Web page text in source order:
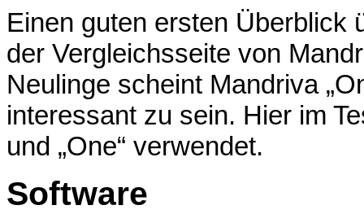
Einen guten ersten Überblick
der Vergleichsseite von
Neulinge scheint Mandriva
interessant zu sein. Hier im
und „One“ verwendet.
Software